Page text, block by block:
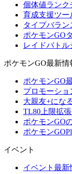
個体値ランク
育成支援ツー
タイプバラ
ポケモンGO
レイドバト
ポケモンGO最新情
ポケモンGO
プロモーショ
大親友+にな
TL80上限拡
ポケモンGO
ポケモン
イベント
イベント最新